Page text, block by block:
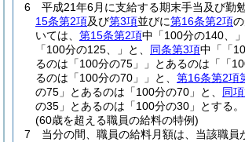
6
平成21年6月に支給する期末手当及び勤
15条第2項及び第3項並びに第16条第2項
いては、 第15条第2項中「100分の140、
「100分の125、」と、 同条第3項中「「
るのは「100分の75」」とあるのは「「
るのは「100分の70」」と、 第16条第2項
の75」とあるのは「100分の70」と、 同
の35」とあるのは「100分の30」とする。
(60歳を超える職員の給料の特例)
7
当分の間、職員の給料月額は、当該職員